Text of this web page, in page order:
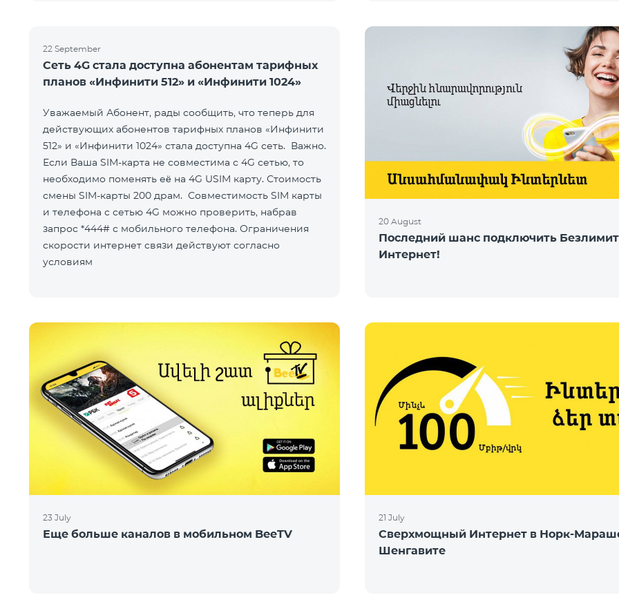
22 September
Сеть 4G стала доступна абонентам тарифных
планов «Инфинити 512» и «Инфинити 1024»
Уважаемый Абонент, рады сообщить, что теперь для
действующих абонентов тарифных планов «Инфинити
512» и «Инфинити 1024» стала доступна 4G сеть. Важно.
Если Ваша SIM-карта не совместима с 4G сетью, то
необходимо поменять её на 4G USIM карту. Стоимость
смены SIM-карты 200 драм. Совместимость SIM карты
и телефона с сетью 4G можно проверить, набрав
запрос *444# с мобильного телефона. Ограничения
скорости интернет связи действуют согласно
условиям
20 August
Последний шанс подключить
Интернет!
23 July
Еще больше каналов в мобильном BeeTV
21 July
Сверхмощный Интернет в Норк-
Шенгавите